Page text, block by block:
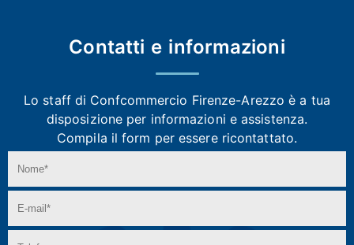
Contatti e informazioni
Lo staff di Confcommercio Firenze-Arezzoè a tua
disposizione per informazioni e assistenza.
Compila il form per essere ricontattato.